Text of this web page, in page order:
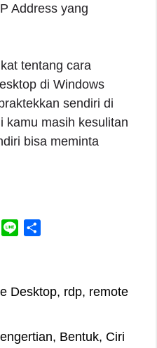
Address yang
tentang cara
di Windows
sendiri di
kamu masih kesulitan
bisa meminta
W
e
Desktop, rdp, remote
Bentuk, Ciri